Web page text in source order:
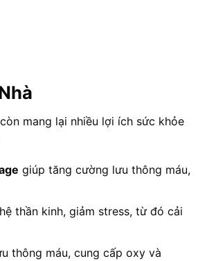
mang lại nhiều lợi ích sức khỏe
giúp tăng cường lưu thông máu,
thần kinh, giảm stress, từ đó cải
thông máu, cung cấp oxy và